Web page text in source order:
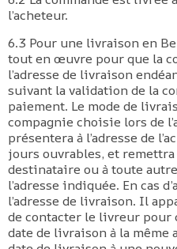
l’acheteur.
6.3 Pour une livraison en
tout en œuvre pour que la
l’adresse de livraison
suivant la validation de la
paiement. Le mode de
compagnie choisie lors de
présentera à l’adresse de
jours ouvrables, et
destinataire ou à toute
l’adresse indiquée. En cas
l’adresse de livraison. Il
de contacter le livreur pour
date de livraison à la même